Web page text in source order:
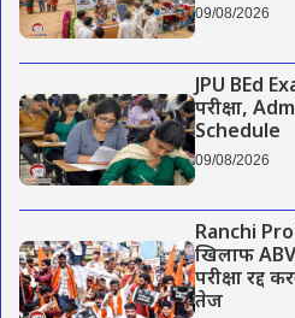
09/08/2026
JPU BEd
परीक्षा,
Schedule
09/08/2026
Ranchi
खिलाफ
परीक्षा रद्द
तेज